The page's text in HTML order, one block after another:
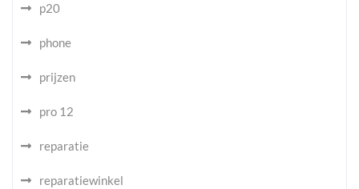
p20
phone
prijzen
pro 12
reparatie
reparatiewinkel